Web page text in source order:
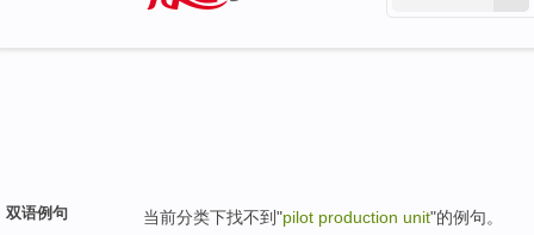
双语例句 当前分类下找不到"pilot production unit"的例句。